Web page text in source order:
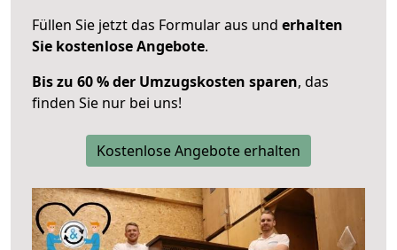
Füllen Sie jetzt das Formular aus und erhalten
Sie kostenlose Angebote.
Bis zu 60 % der Umzugskosten sparen, das
finden Sie nur bei uns!
Kostenlose Angebote erhalten